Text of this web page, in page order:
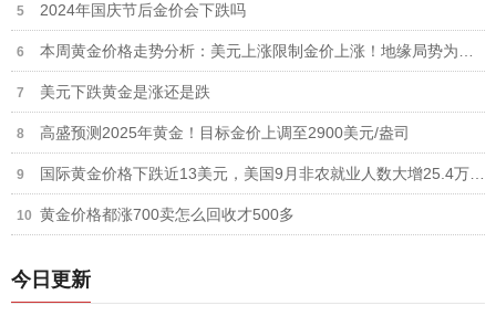
2024年国庆节后金价会下跌吗
美元下跌黄金是涨还是跌
高盛预测2025年黄金！目标金价上调至2900美元/盎司
黄金价格都涨700卖怎么回收才500多
今日更新